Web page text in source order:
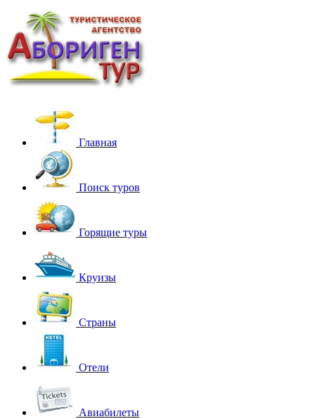
Главная
Поиск туров
Горящие туры
Круизы
Страны
Отели
Авиабилеты